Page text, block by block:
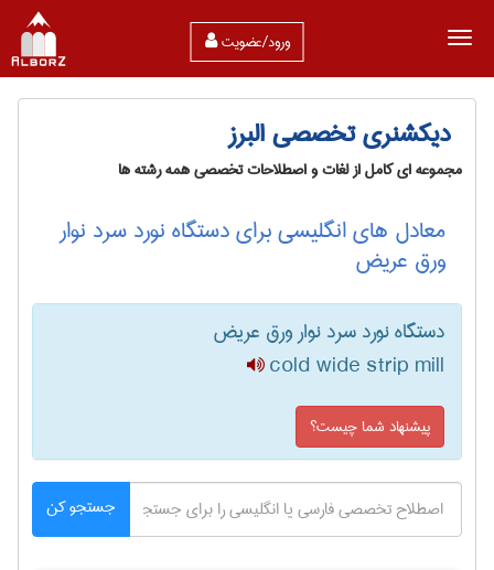
ورود/عضویت
دیکشنری تخصصی البرز
مجموعه ای کامل از لغات و اصطلاحات تخصصی همه رشته ها
معادل های انگلیسی برای دستگاه نورد سرد نوار
ورق عریض
دستگاه نورد سرد نوار ورق عریض
cold wide strip mill
پیشنهاد شما چیست؟
جستجو کن